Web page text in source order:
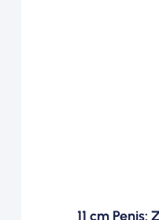
11 cm